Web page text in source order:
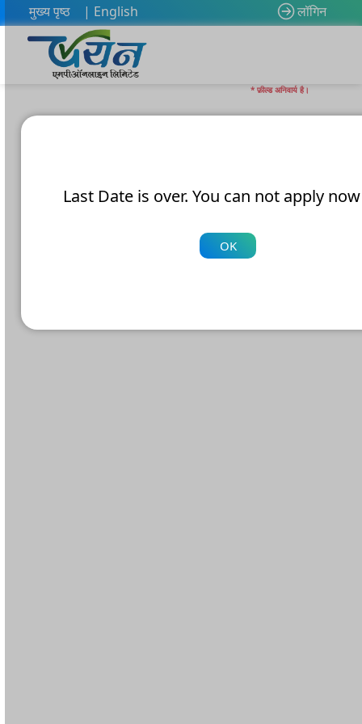
मुख्य पृष्ठ | English लॉगिन
* फ़ील्ड अनिवार्य है।
Last Date is over. You can not apply